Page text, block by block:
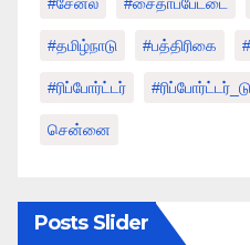
#சேனல் #சைதாப்பேட்டை
#தமிழ்நாடு #பத்திரிகை
#ரிப்போர்ட்டர்
சென்னை
Posts Slider